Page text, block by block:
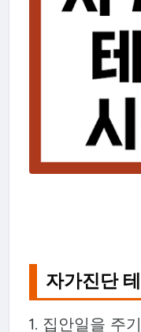
자가진단
1. 집안일을 주